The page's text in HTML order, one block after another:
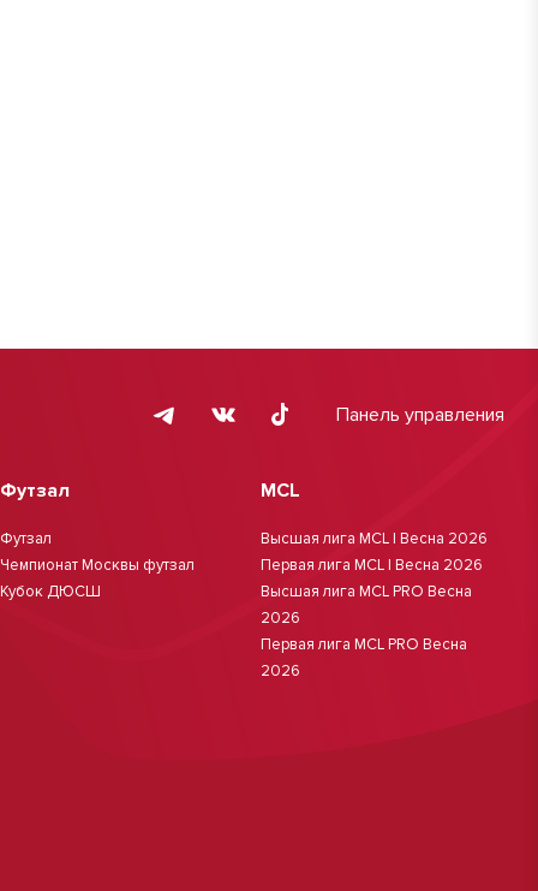
Панель управления
Футзал
Футзал
Чемпионат Москвы футзал
Кубок ДЮСШ
MCL
Высшая лига MCL | Весна 2026
Первая лига MCL | Весна 2026
Высшая лига MCL PRO Весна
2026
Первая лига MCL PRO Весна
2026